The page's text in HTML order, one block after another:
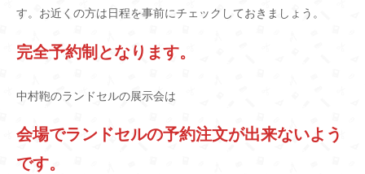
す。お近くの方は日程を事前にチェックしておきましょう。
完全予約制となります。
中村鞄のランドセルの展示会は
会場でランドセルの予約注文が出来ないよう
です。